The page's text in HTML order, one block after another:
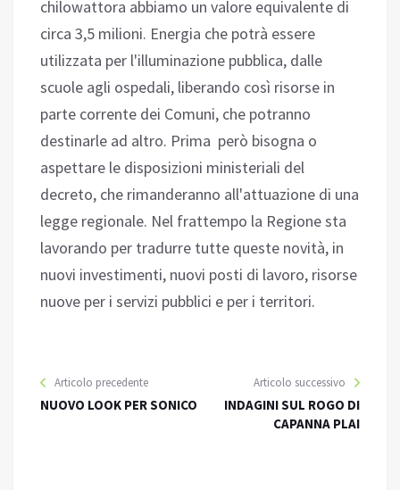
chilowattora abbiamo un valore equivalente di
circa 3,5 milioni. Energia che potrà essere
utilizzata per l'illuminazione pubblica, dalle
scuole agli ospedali, liberando così risorse in
parte corrente dei Comuni, che potranno
destinarle ad altro. Prima però bisogna o
aspettare le disposizioni ministeriali del
decreto, che rimanderanno all'attuazione di una
legge regionale. Nel frattempo la Regione sta
lavorando per tradurre tutte queste novità, in
nuovi investimenti, nuovi posti di lavoro, risorse
nuove per i servizi pubblici e per i territori.
Articolo precedente
NUOVO LOOK PER SONICO
Articolo successivo
INDAGINI SUL ROGO DI
CAPANNA PLAI